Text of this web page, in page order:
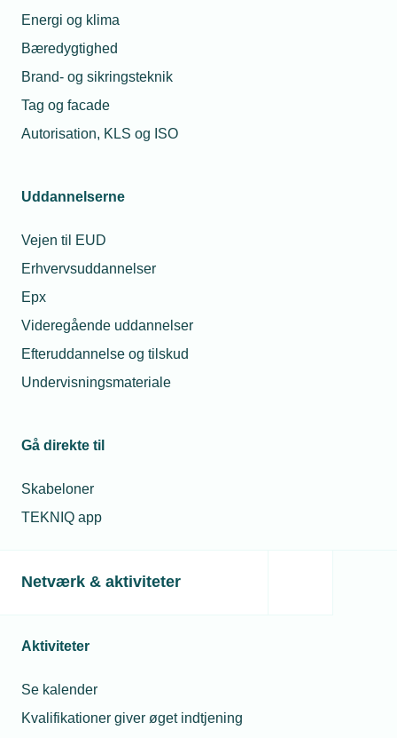
Energi og klima
Bæredygtighed
Brand- og sikringsteknik
Tag og facade
Autorisation, KLS og ISO
Uddannelserne
Vejen til EUD
Erhvervsuddannelser
Epx
Videregående uddannelser
Efteruddannelse og tilskud
Undervisningsmateriale
Gå direkte til
Skabeloner
TEKNIQ app
Netværk & aktiviteter
Aktiviteter
Se kalender
Kvalifikationer giver øget indtjening